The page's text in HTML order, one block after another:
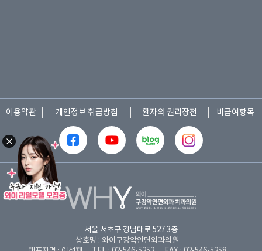
이용약관 개인정보 취급방침 환자의 권리장전 비급여항목
서울 서초구 강남대로 527 3층
상호명 : 와이구강악안면외과의원